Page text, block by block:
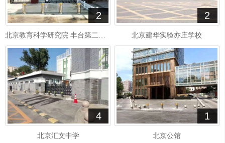
2 2
北京建华实验亦庄学校
4
北京汇文中学
1
北京公馆